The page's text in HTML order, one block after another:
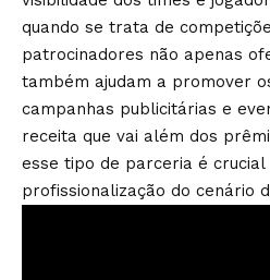
quando se trata de
patrocinadores não apenas
também ajudam a promover
campanhas publicitárias e
receita que vai além dos
esse tipo de parceria é
profissionalização do cenário